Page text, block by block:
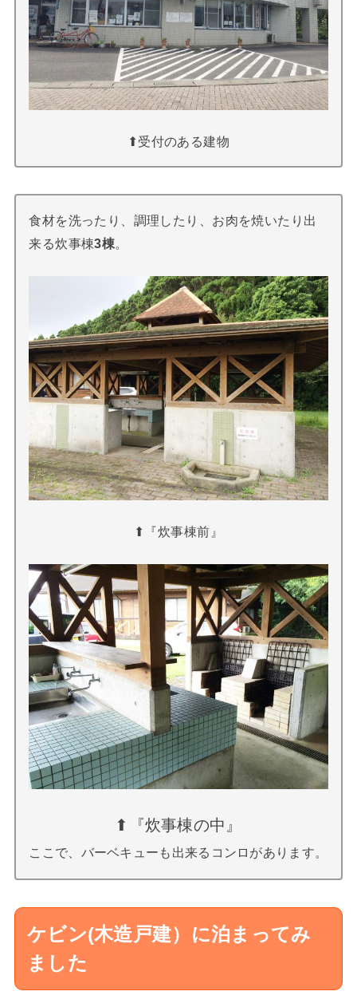
⬆︎受付のある建物
食材を洗ったり、調理したり、お肉を焼いたり出
来る炊事棟3棟
⬆︎『炊事棟前』
⬆︎『炊事棟の中』
ここで、バーベキューも出来るコンロがあります。
ケビン(木造戸建）に泊まってみ
ました